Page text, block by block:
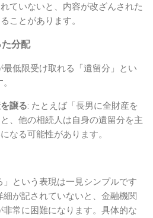
ていないと、内容が改ざんされた
ことがあります。
分配
低限受け取れる「遺留分」とい
譲る: たとえば「長男に全財産を
、他の相続人は自身の遺留分を主
なる可能性があります。
」という表現は一見シンプルです
が記されていないと、金融機関
常に困難になります。具体的な